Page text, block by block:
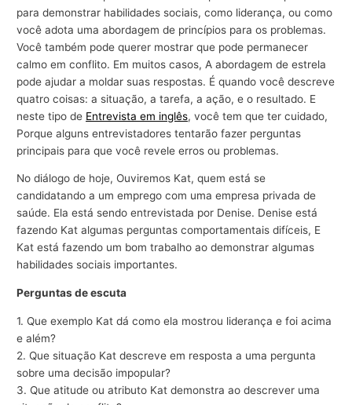
para demonstrar habilidades sociais, como liderança, ou como
você adota uma abordagem de princípios para os problemas.
Você também pode querer mostrar que pode permanecer
calmo em conflito. Em muitos casos, A abordagem de estrela
pode ajudar a moldar suas respostas. É quando você descreve
quatro coisas: a situação, a tarefa, a ação, e o resultado. E
neste tipo de Entrevista em inglês, você tem que ter cuidado,
Porque alguns entrevistadores tentarão fazer perguntas
principais para que você revele erros ou problemas.
No diálogo de hoje, Ouviremos Kat, quem está se
candidatando a um emprego com uma empresa privada de
saúde. Ela está sendo entrevistada por Denise. Denise está
fazendo Kat algumas perguntas comportamentais difíceis, E
Kat está fazendo um bom trabalho ao demonstrar algumas
habilidades sociais importantes.
Perguntas de escuta
1. Que exemplo Kat dá como ela mostrou liderança e foi acima
e além?
2. Que situação Kat descreve em resposta a uma pergunta
sobre uma decisão impopular?
3. Que atitude ou atributo Kat demonstra ao descrever uma